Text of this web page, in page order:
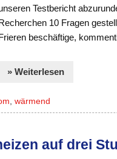
Testbericht
10 Fragen
beschäftige,
» Weiterlesen
,wärmend
auf drei